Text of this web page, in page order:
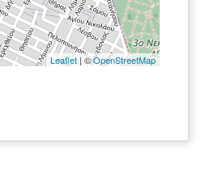
Leaflet | ©OpenStreetMap